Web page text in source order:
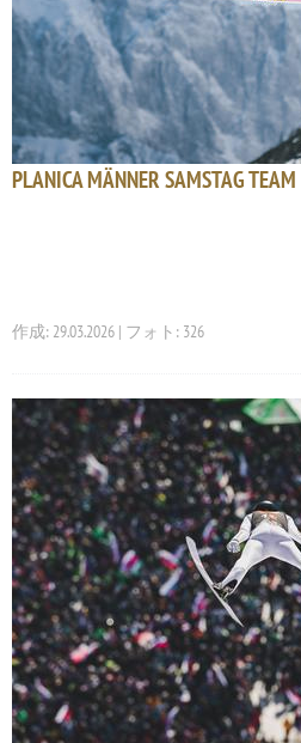
PLANICA MÄNNER SAMSTAG
作成: 29.03.2026 | フォト: 326